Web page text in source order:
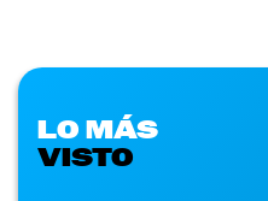
LO MÁS
VISTO